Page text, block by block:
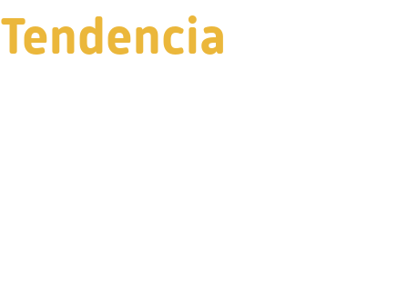
Tendencia